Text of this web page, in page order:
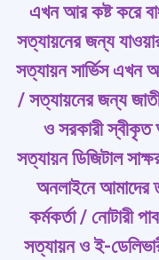
এখন আর কষ্ট করে
সত্যায়নের জন্য
সত্যায়ন সা‍‍র্ভিস এখন
/ সত্যায়নের জন্য
ও সরকারী স্বীকৃত
সত্যায়ন ডিজিটাল
অনলাইনে আমাদের
ক‍‍র্মক‍র্তা / নোটারী
সত্যায়ন ও ই-